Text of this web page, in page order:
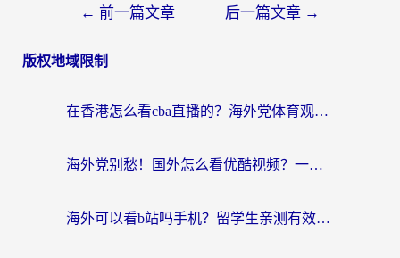
导
← 前一篇文章 后一篇文章 →
版权地域限制
在香港怎么看cba直播的？海外党体育观赛终极指南：告别版权限制，畅享中文解说
海外党别愁！国外怎么看优酷视频？一招解决追剧、看直播难题
海外可以看b站吗手机？留学生亲测有效的回国加速指南